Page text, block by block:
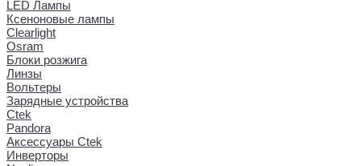
LED Лампы
Ксеноновые лампы
Clearlight
Osram
Блоки розжига
Линзы
Вольтеры
Зарядные устройства
Ctek
Pandora
Аксессуары Ctek
Инверторы